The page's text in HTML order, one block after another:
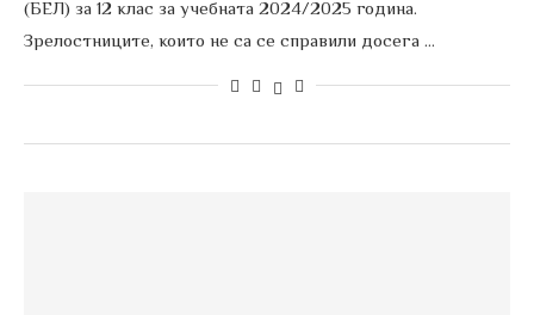
(БЕЛ) за 12 клас за учебната 2024/2025 година.
Зрелостниците, които не са се справили досега …